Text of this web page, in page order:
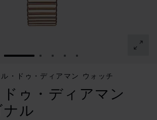
スライドに移動 1
スライドに移動 2
スライドに移動 3
スライドに移動 4
スライドに移動 5
ル・ドゥ・ディアマン ウォッチ
ゥ・ディアマン
ル